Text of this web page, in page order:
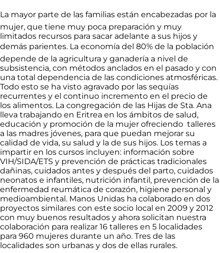
La mayor parte de las familias están encabezadas por la
mujer, que tiene muy poca preparación y muy
limitados recursos para sacar adelante a sus hijos y
demás parientes. La economía del 80% de la población
depende de la agricultura y ganadería a nivel de
subsistencia, con métodos anclados en el pasado y con
una total dependencia de las condiciones atmosféricas.
Todo esto se ha visto agravado por las sequías
recurrentes y el continuo incremento en el precio de
los alimentos. La congregación de las Hijas de Sta. Ana
lleva trabajando en Eritrea en los ámbitos de salud,
educación y promoción de la mujer ofreciendo talleres
a las madres jóvenes, para que puedan mejorar su
calidad de vida, su salud y la de sus hijos. Los temas a
impartir en los cursos incluyen: información sobre
VIH/SIDA/ETS y prevención de prácticas tradicionales
dañinas, cuidados antes y después del parto, cuidados
neonatos e infantiles, nutrición infantil, prevención de la
enfermedad reumática de corazón, higiene personal y
medioambiental. Manos Unidas ha colaborado en dos
proyectos similares con este socio local en 2009 y 2012
con muy buenos resultados y ahora solicitan nuestra
colaboración para realizar 16 talleres en 5 localidades
para 960 mujeres durante un año. Tres de las
localidades son urbanas y dos de ellas rurales.